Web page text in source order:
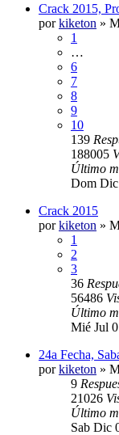
Crack 2015,
porkiketon »
1
…
6
7
8
9
10
139
188005
Último
Dom Dic
Crack 2015
porkiketon »
1
2
3
36
56486
Último
Mié Jul
24a Fecha,
porkiketon »
9
21026
Último
Sab Dic